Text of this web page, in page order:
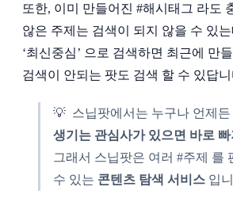
또한, 이미 만들어진 #해시태그 라도
않은 주제는 검색이 되지 않을 수 있
‘최신중심’ 으로 검색하면 최근에 만
검색이 안되는 팟도 검색 할 수 있답
💡 스닙팟에서는 누구나 언제든
생기는 관심사가 있으면 바로
그래서 스닙팟은 여러 #주제 를
수 있는 콘텐츠 탐색 서비스 입